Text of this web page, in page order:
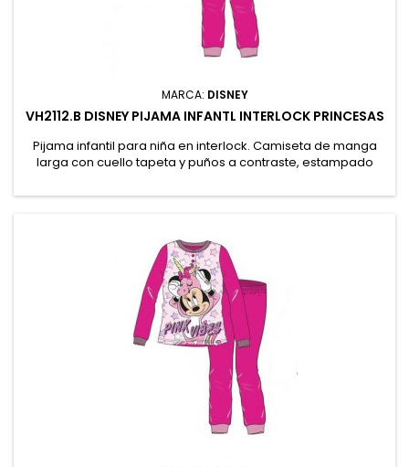
MARCA: DISNEY
VH2112.B DISNEY PIJAMA INFANTL INTERLOCK PRINCESAS
Pijama infantil para niña en interlock. Camiseta de manga
larga con cuello tapeta y puños a contraste, estampado
puños a contraste. 100% Algodón